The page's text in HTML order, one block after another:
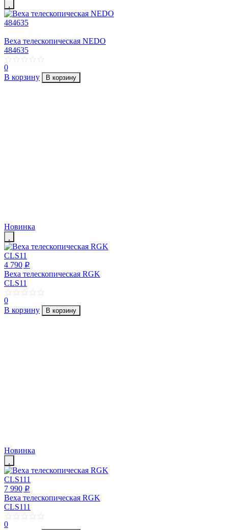
Веха телескопическая NEDO
484635
0
В корзину
В корзину
Новинка
4 790 p
Веха телескопическая RGK
CLS11
0
В корзину
В корзину
Новинка
7 990 p
Веха телескопическая RGK
CLS111
0